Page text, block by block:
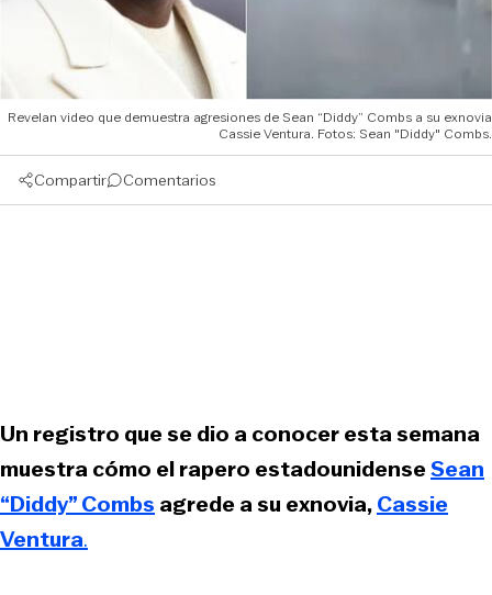
Revelan video que demuestra agresiones de Sean “Diddy” Combs a su exnovia
Cassie Ventura. Fotos: Sean "Diddy" Combs.
Compartir Comentarios
Un registro que se dio a conocer esta semana
muestra cómo el rapero estadounidenseSean
“Diddy” Combs agrede a su exnovia,Cassie
Ventura.